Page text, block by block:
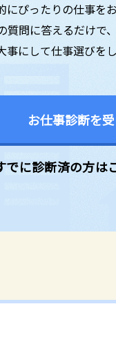
にぴったりの仕事を
質問に答えるだけで、
事にして仕事選びを
お仕事診断を
でに診断済の方は